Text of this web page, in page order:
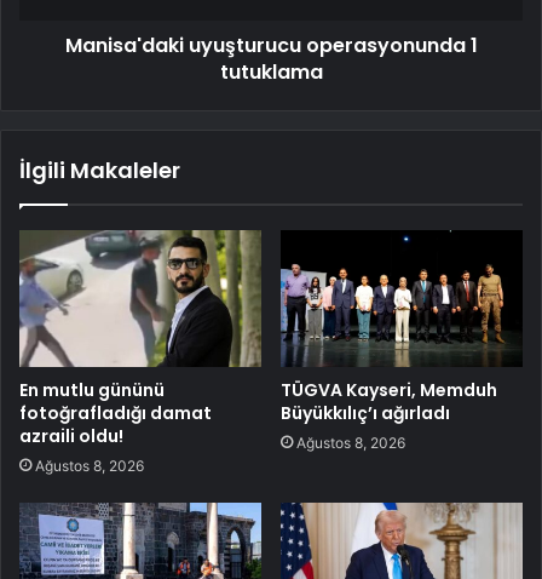
Manisa'daki uyuşturucu operasyonunda 1
tutuklama
İlgili Makaleler
En mutlu gününü
fotoğrafladığı damat
azraili oldu!
Ağustos 8, 2026
TÜGVA Kayseri, Memduh
Büyükkılıç’ı ağırladı
Ağustos 8, 2026